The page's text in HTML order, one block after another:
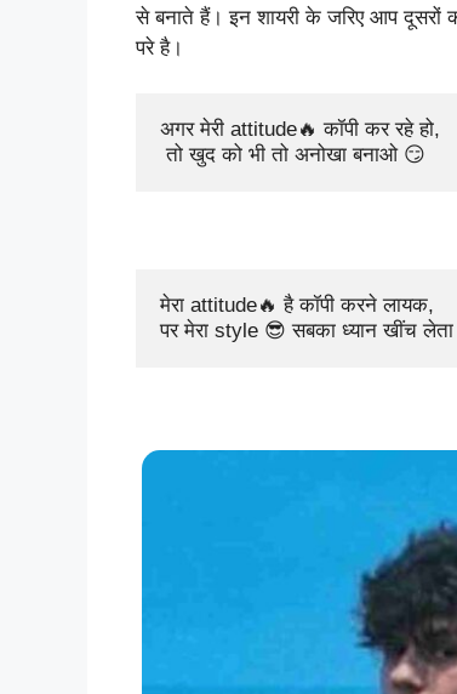
से बनाते हैं। इन शायरी के जरिए आप
परे है।
अगर मेरी attitude🔥 कॉपी कर रहे हो,
तो खुद को भी तो अनोखा बनाओ 😏
मेरा attitude🔥 है कॉपी करने लायक,
पर मेरा style 😎 सबका ध्यान खींच